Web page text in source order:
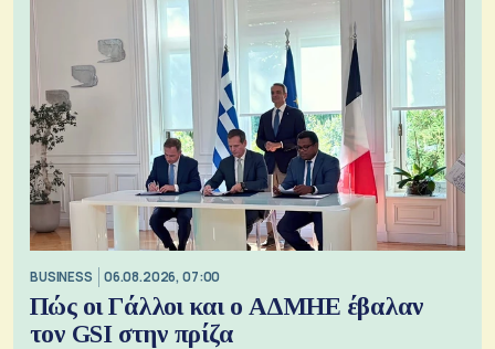
BUSINESS 06.08.2026, 07:00
Πώς οι Γάλλοι και ο ΑΔΜΗΕ έβαλαν
τον GSI στην πρίζα